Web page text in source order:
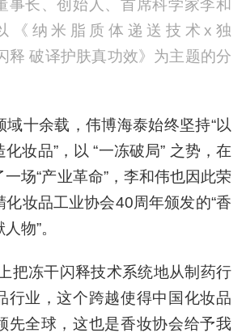
事长、创始人、首席科学家李和
《纳米脂质体递送技术x独
释 破译护肤真功效》为主题的分
域十余载，伟博海泰始终坚持“以
妆品”，以 “一冻破局” 之势，在
场“产业革命”，李和伟也因此荣
化妆品工业协会40周年颁发的“香
物”。
把冻干闪释技术系统地从制药行
行业，这个跨越使得中国化妆品
先全球，这也是香妆协会给予我